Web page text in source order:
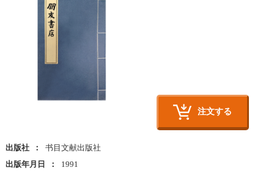
注文する
出版社
书目文献出版社
出版年月日
1991